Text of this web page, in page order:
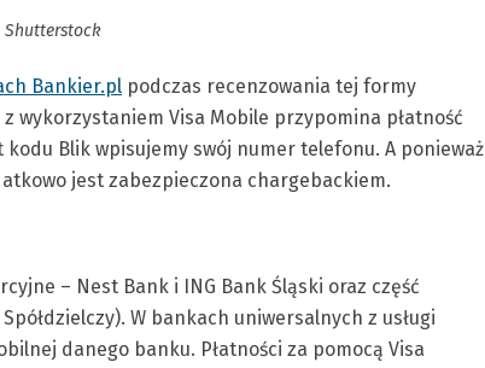
Shutterstock
Bankier.pl podczas recenzowania tej formy
wykorzystaniem Visa Mobile przypomina płatność
Blik wpisujemy swój numer telefonu. A ponieważ
jest zabezpieczona chargebackiem.
– Nest Bank i ING Bank Śląski oraz część
W bankach uniwersalnych z usługi
danego banku. Płatności za pomocą Visa